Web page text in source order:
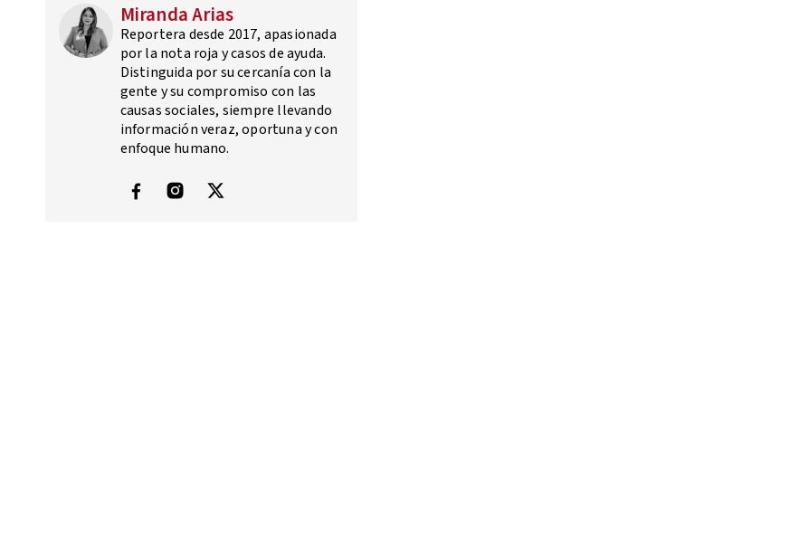
Miranda Arias
Reportera desde 2017, apasionada
por la nota roja y casos de ayuda.
Distinguida por su cercanía con la
gente y su compromiso con las
causas sociales, siempre llevando
información veraz, oportuna y con
enfoque humano.